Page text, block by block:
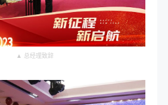
▲ 总经理致辞